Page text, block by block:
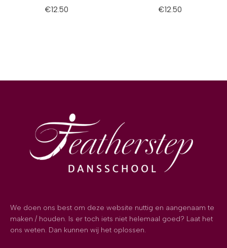
€12.50 €12.50
We doen ons best om deze website nuttig en aangenaam te
maken / houden. Is er toch iets niet helemaal goed? Laat het
ons weten. Dan kunnen wij het oplossen.